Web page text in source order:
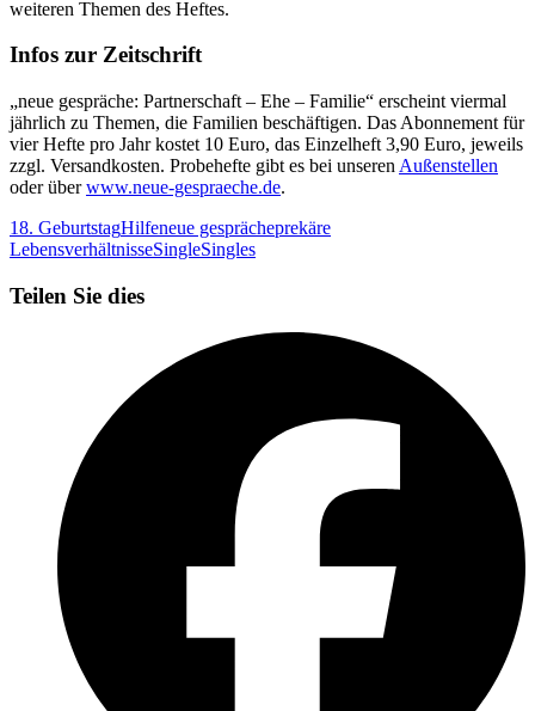
weiteren Themen des Heftes.
Infos zur Zeitschrift
„neue gespräche: Partnerschaft – Ehe – Familie“ erscheint viermal
jährlich zu Themen, die Familien beschäftigen. Das Abonnement für
vier Hefte pro Jahr kostet 10 Euro, das Einzelheft 3,90 Euro, jeweils
zzgl. Versandkosten. Probe­hefte gibt es bei unseren Außenstellen
oder überwww.neue-gespraeche.de.
18. GeburtstagHilfeneue gesprächeprekäre
LebensverhältnisseSingleSingles
Teilen Sie dies